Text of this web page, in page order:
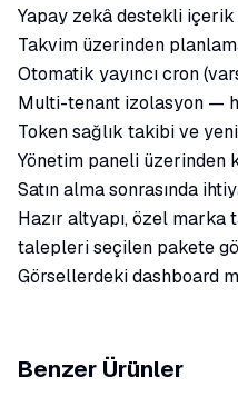
Yapay zekâ destekli içerik
Takvim üzerinden
Otomatik yayıncı cron
Multi-tenant izolasyon —
Token sağlık takibi ve
Yönetim paneli üzerinden
Satın alma sonrasında
Hazır altyapı, özel
talepleri seçilen pakete
Görsellerdeki dashboard
Benzer Ürünler